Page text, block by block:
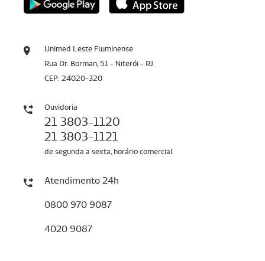
Unimed Leste Fluminense
Rua Dr. Borman, 51 - Niterói - RJ
CEP: 24020-320
Ouvidoria
21 3803-1120
21 3803-1121
de segunda a sexta, horário comercial
Atendimento 24h
0800 970 9087
4020 9087